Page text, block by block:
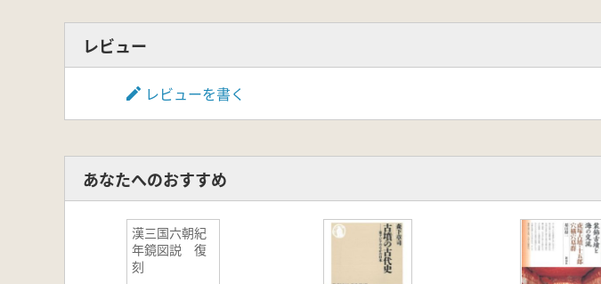
レビュー
レビューを書く
あなたへのおすすめ
漢三国六朝紀
年鏡図説 復
刻